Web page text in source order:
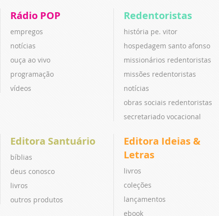
Rádio POP
empregos
notícias
ouça ao vivo
programação
vídeos
Redentoristas
história pe. vitor
hospedagem santo afonso
missionários redentoristas
missões redentoristas
notícias
obras sociais redentoristas
secretariado vocacional
Editora Santuário
bíblias
deus conosco
livros
outros produtos
Editora Ideias &
Letras
livros
coleções
lançamentos
ebook